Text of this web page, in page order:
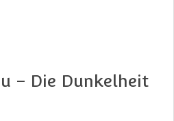
– Die Dunkelheit